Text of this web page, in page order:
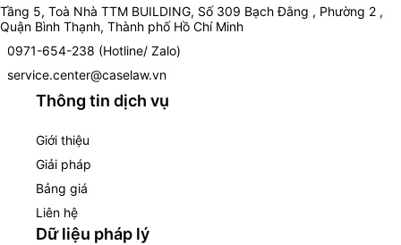
Tầng 5, Toà Nhà TTM BUILDING, Số 309 Bạch Đằng , Phường 2 ,
Quận Bình Thạnh, Thành phố Hồ Chí Minh
0971-654-238 (Hotline/ Zalo)
service.center@caselaw.vn
Thông tin dịch vụ
Giới thiệu
Giải pháp
Bảng giá
Liên hệ
Dữ liệu pháp lý